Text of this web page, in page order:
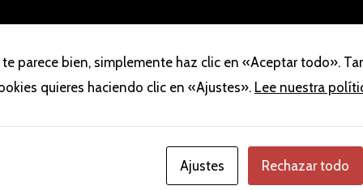
te parece bien, simplemente haz clic en «Aceptar todo».
quieres haciendo clic en «Ajustes». Lee nuestra
Ajustes Rechazar todo